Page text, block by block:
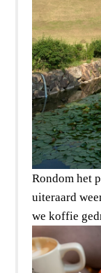
Rondom het
uiteraard
we koffie